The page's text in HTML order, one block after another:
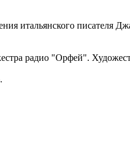
итальянского писателя
радио "Орфей".